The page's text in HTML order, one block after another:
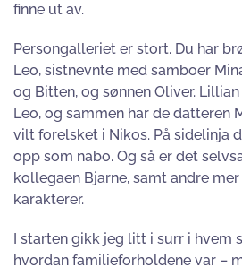
finne ut av.
Persongalleriet er stort. Du har
Leo, sistnevnte med samboer
og Bitten, og sønnen Oliver.
Leo, og sammen har de datteren
vilt forelsket i Nikos. På sidelinja
opp som nabo. Og så er det
kollegaen Bjarne, samt andre
karakterer.
I starten gikk jeg litt i surr i hvem
hvordan familieforholdene var –